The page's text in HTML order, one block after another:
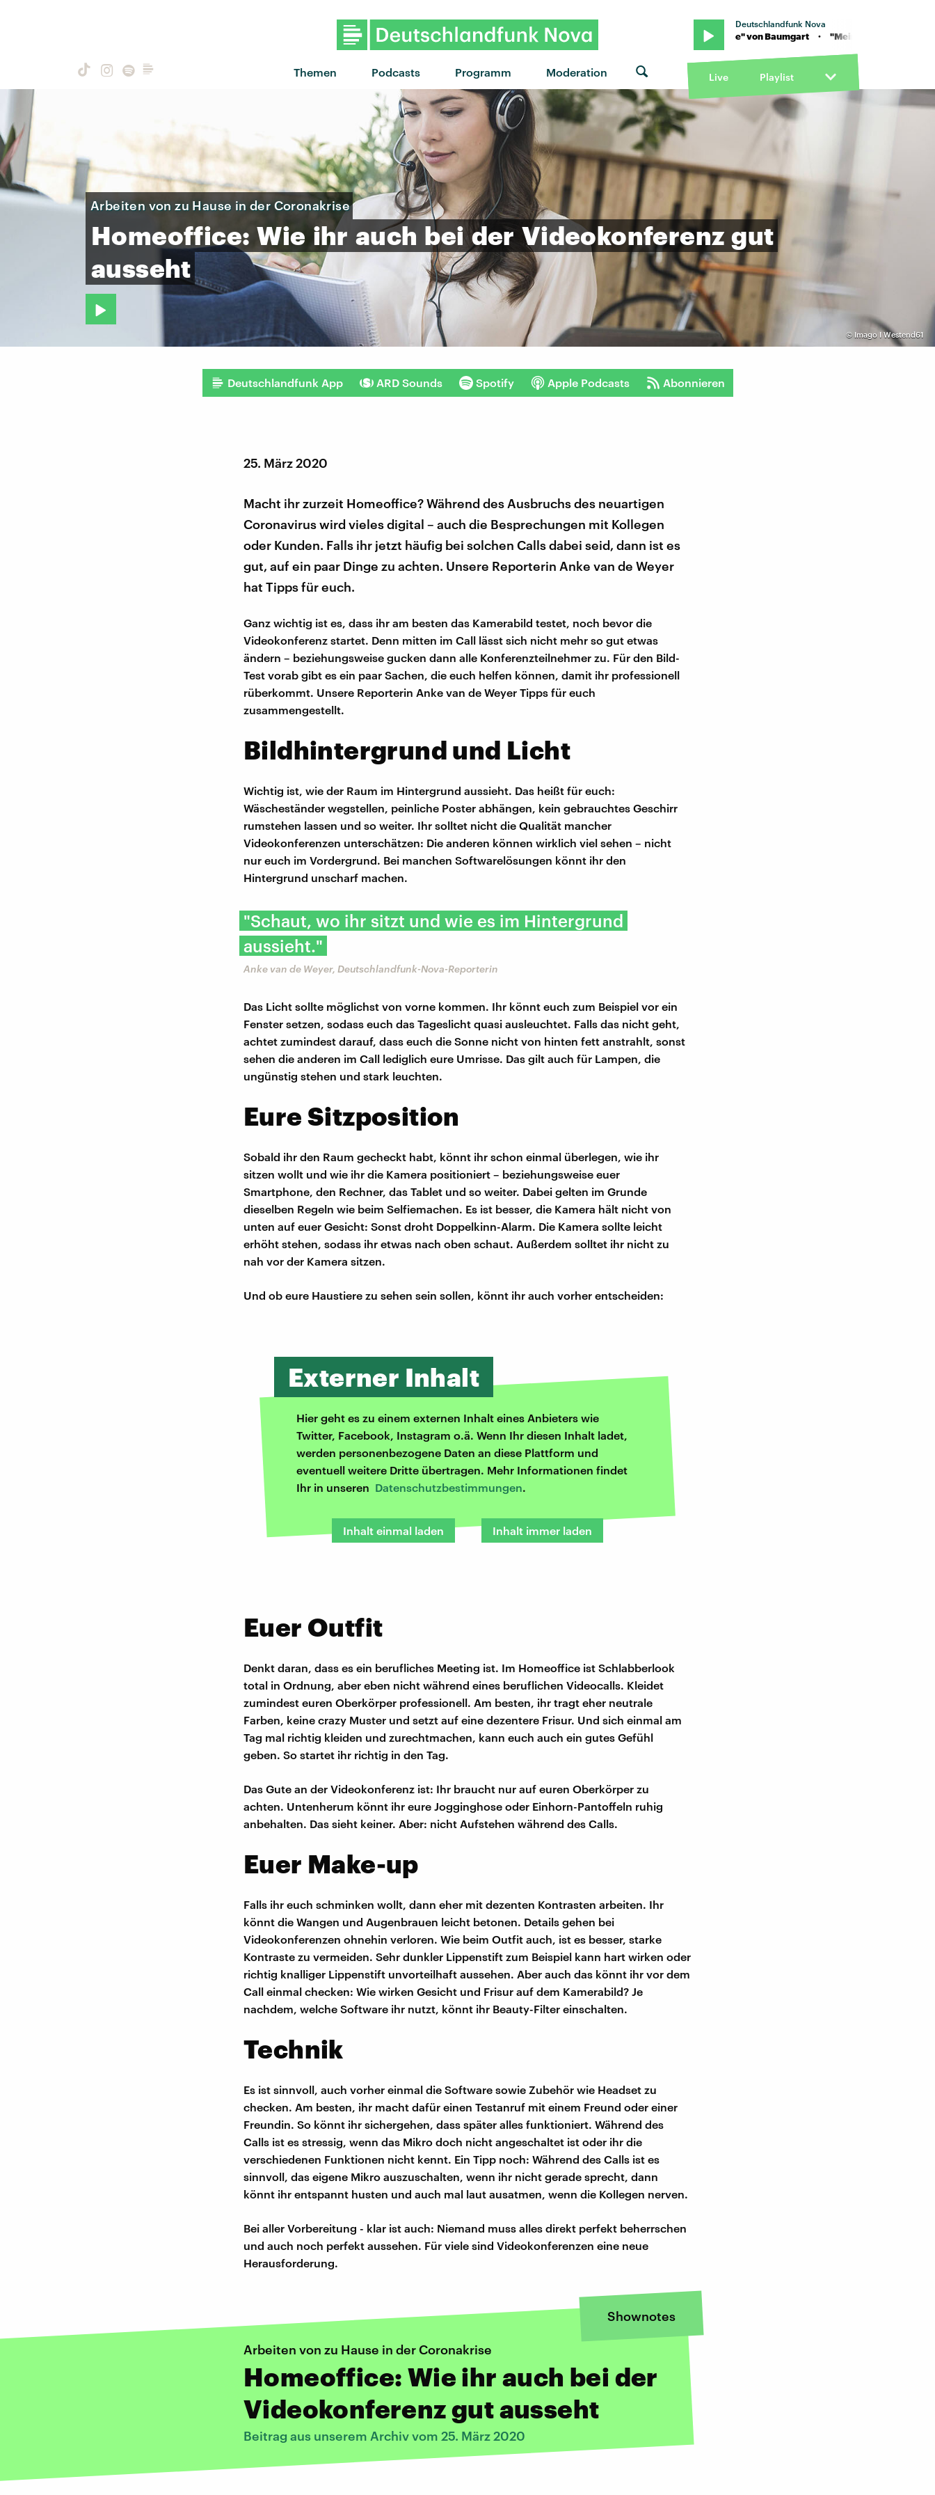
Themen Podcasts Programm Moderation
Deutschlandfunk Nova
"Mein Babe" von Baumgart · "Mein Babe" von Baumgart · "Mein Babe" von Baumgart
Live Playlist
© Imago I Westend61
Arbeiten von zu Hause in der Coronakrise
Homeoffice: Wie ihr auch bei der Videokonferenz gut
ausseht
Deutschlandfunk App ARD Sounds Spotify Apple Podcasts Abonnieren
25. März 2020
Macht ihr zurzeit Homeoffice? Während des Ausbruchs des neuartigen
Coronavirus wird vieles digital – auch die Besprechungen mit Kollegen
oder Kunden. Falls ihr jetzt häufig bei solchen Calls dabei seid, dann ist es
gut, auf ein paar Dinge zu achten. Unsere Reporterin Anke van de Weyer
hat Tipps für euch.
Ganz wichtig ist es, dass ihr am besten das Kamerabild testet, noch bevor die
Videokonferenz startet. Denn mitten im Call lässt sich nicht mehr so gut etwas
ändern – beziehungsweise gucken dann alle Konferenzteilnehmer zu. Für den Bild-
Test vorab gibt es ein paar Sachen, die euch helfen können, damit ihr professionell
rüberkommt. Unsere Reporterin Anke van de Weyer Tipps für euch
zusammengestellt.
Bildhintergrund und Licht
Wichtig ist, wie der Raum im Hintergrund aussieht. Das heißt für euch:
Wäscheständer wegstellen, peinliche Poster abhängen, kein gebrauchtes Geschirr
rumstehen lassen und so weiter. Ihr solltet nicht die Qualität mancher
Videokonferenzen unterschätzen: Die anderen können wirklich viel sehen – nicht
nur euch im Vordergrund. Bei manchen Softwarelösungen könnt ihr den
Hintergrund unscharf machen.
"Schaut, wo ihr sitzt und wie es im Hintergrund
aussieht."
Anke van de Weyer, Deutschlandfunk-Nova-Reporterin
Das Licht sollte möglichst von vorne kommen. Ihr könnt euch zum Beispiel vor ein
Fenster setzen, sodass euch das Tageslicht quasi ausleuchtet. Falls das nicht geht,
achtet zumindest darauf, dass euch die Sonne nicht von hinten fett anstrahlt, sonst
sehen die anderen im Call lediglich eure Umrisse. Das gilt auch für Lampen, die
ungünstig stehen und stark leuchten.
Eure Sitzposition
Sobald ihr den Raum gecheckt habt, könnt ihr schon einmal überlegen, wie ihr
sitzen wollt und wie ihr die Kamera positioniert – beziehungsweise euer
Smartphone, den Rechner, das Tablet und so weiter. Dabei gelten im Grunde
dieselben Regeln wie beim Selfiemachen. Es ist besser, die Kamera hält nicht von
unten auf euer Gesicht: Sonst droht Doppelkinn-Alarm. Die Kamera sollte leicht
erhöht stehen, sodass ihr etwas nach oben schaut. Außerdem solltet ihr nicht zu
nah vor der Kamera sitzen.
Und ob eure Haustiere zu sehen sein sollen, könnt ihr auch vorher entscheiden:
Externer Inhalt
Hier geht es zu einem externen Inhalt eines Anbieters wie
Twitter, Facebook, Instagram o.ä. Wenn Ihr diesen Inhalt ladet,
werden personenbezogene Daten an diese Plattform und
eventuell weitere Dritte übertragen. Mehr Informationen findet
Ihr in unseren Datenschutzbestimmungen.
Inhalt einmal laden Inhalt immer laden
Euer Outfit
Denkt daran, dass es ein berufliches Meeting ist. Im Homeoffice ist Schlabberlook
total in Ordnung, aber eben nicht während eines beruflichen Videocalls. Kleidet
zumindest euren Oberkörper professionell. Am besten, ihr tragt eher neutrale
Farben, keine crazy Muster und setzt auf eine dezentere Frisur. Und sich einmal am
Tag mal richtig kleiden und zurechtmachen, kann euch auch ein gutes Gefühl
geben. So startet ihr richtig in den Tag.
Das Gute an der Videokonferenz ist: Ihr braucht nur auf euren Oberkörper zu
achten. Untenherum könnt ihr eure Jogginghose oder Einhorn-Pantoffeln ruhig
anbehalten. Das sieht keiner. Aber: nicht Aufstehen während des Calls.
Euer Make-up
Falls ihr euch schminken wollt, dann eher mit dezenten Kontrasten arbeiten. Ihr
könnt die Wangen und Augenbrauen leicht betonen. Details gehen bei
Videokonferenzen ohnehin verloren. Wie beim Outfit auch, ist es besser, starke
Kontraste zu vermeiden. Sehr dunkler Lippenstift zum Beispiel kann hart wirken oder
richtig knalliger Lippenstift unvorteilhaft aussehen. Aber auch das könnt ihr vor dem
Call einmal checken: Wie wirken Gesicht und Frisur auf dem Kamerabild? Je
nachdem, welche Software ihr nutzt, könnt ihr Beauty-Filter einschalten.
Technik
Es ist sinnvoll, auch vorher einmal die Software sowie Zubehör wie Headset zu
checken. Am besten, ihr macht dafür einen Testanruf mit einem Freund oder einer
Freundin. So könnt ihr sichergehen, dass später alles funktioniert. Während des
Calls ist es stressig, wenn das Mikro doch nicht angeschaltet ist oder ihr die
verschiedenen Funktionen nicht kennt. Ein Tipp noch: Während des Calls ist es
sinnvoll, das eigene Mikro auszuschalten, wenn ihr nicht gerade sprecht, dann
könnt ihr entspannt husten und auch mal laut ausatmen, wenn die Kollegen nerven.
Bei aller Vorbereitung - klar ist auch: Niemand muss alles direkt perfekt beherrschen
und auch noch perfekt aussehen. Für viele sind Videokonferenzen eine neue
Herausforderung.
Shownotes
Arbeiten von zu Hause in der Coronakrise
Homeoffice: Wie ihr auch bei der
Videokonferenz gut ausseht
Beitrag aus unserem Archiv vom 25. März 2020